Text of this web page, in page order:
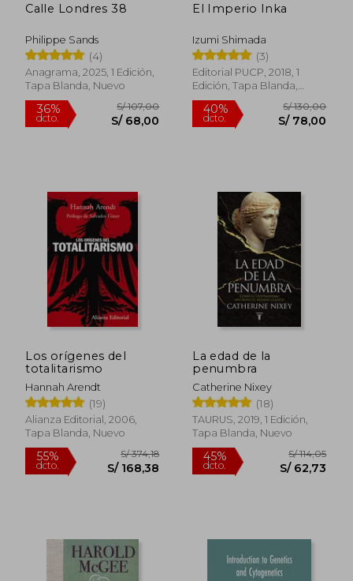
55%
dcto.
S/ 276,81
S/ 124,56
55%
dcto.
S/
S/
Calle Londres 38
Philippe Sands
(4)
Anagrama, 2025, 1 Edición,
Tapa Blanda, Nuevo
S/ 107,00
S/ 68,00
Rápido
El Imperio Inka
Izumi Shimada
(3)
Editorial PUCP, 2018, 1
Edición, Tapa Blanda,
Nuevo
40%
dcto.
Los orígenes del
totalitarismo
Hannah Arendt
(19)
Alianza Editorial, 2006,
Tapa Blanda, Nuevo
La edad de la
penumbra
Catherine Nixey
(18)
TAURUS, 2019, 1 Edición,
Tapa Blanda, Nuevo